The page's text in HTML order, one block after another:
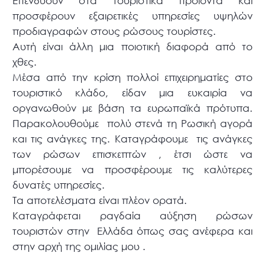
προσφέρουν εξαιρετικές υπηρεσίες υψηλών
προδιαγραφών στους ρώσους τουρίστες.
Αυτή είναι άλλη μια ποιοτική διαφορά από το
χθες.
Μέσα από την κρίση πολλοί επιχειρηματίες στο
τουριστικό κλάδο, είδαν μια ευκαιρία να
οργανωθούν με βάση τα ευρωπαϊκά πρότυπα.
Παρακολουθούμε πολύ στενά τη Ρωσική αγορά
και τις ανάγκες της. Καταγράφουμε τις ανάγκες
των ρώσων επισκεπτών , έτσι ώστε να
μπορέσουμε να προσφέρουμε τις καλύτερες
δυνατές υπηρεσίες.
Τα αποτελέσματα είναι πλέον ορατά.
Καταγράφεται ραγδαία αύξηση ρώσων
τουριστών στην Ελλάδα όπως σας ανέφερα και
στην αρχή της ομιλίας μου .